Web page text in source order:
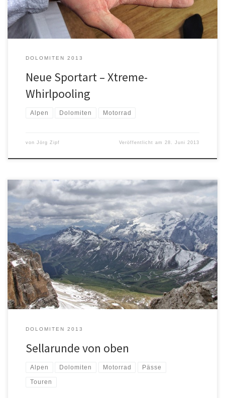
DOLOMITEN 2013
Neue Sportart – Xtreme-
Whirlpooling
Alpen Dolomiten Motorrad
von Jörg Zipf Veröffentlicht am28. Juni 2013
Jetzt bin ich schon fünf Mal mit dem Motorrad hier in den
Dolomiten gewesen und ich habe es noch nie geschafft, mit der
Seilbahn vom Pordoi Joch hoch auf den Sass Pordoi zu fahren.
Heute sollte es soweit sein. Für heute war ab 17 Uhr Regen
gemeldet, also haben wir […]
DOLOMITEN 2013
Sellarunde von oben
Alpen Dolomiten Motorrad Pässe
Touren